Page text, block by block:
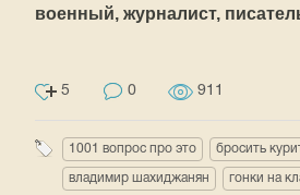
военный, журналист,
5 0 911
1001 вопрос про это бросить
владимир шахиджанян гонки на